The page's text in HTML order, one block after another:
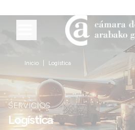
Inicio Logística
SERVICIOS
Logística